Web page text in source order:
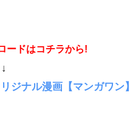
ードはコチラから!
ジナル漫画【マンガワン】